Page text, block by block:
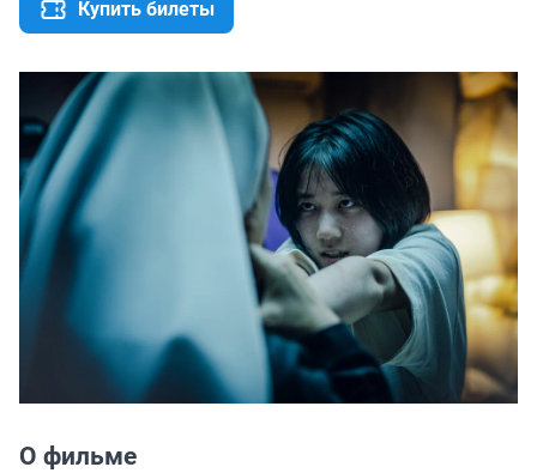
Купить билеты
О фильме